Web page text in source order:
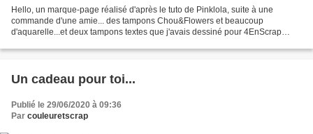
Hello, un marque-page réalisé d'après le tuto de Pinklola, suite à une
commande d'une amie... des tampons Chou&Flowers et beaucoup
d'aquarelle...et deux tampons textes que j'avais dessiné pour 4EnScrap
Un cadeau pour toi...
Publié le 29/06/2020 à 09:36
Par couleuretscrap